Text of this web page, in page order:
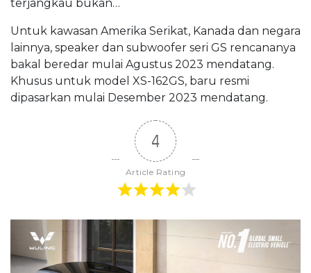
terjangkau bukan…
Untuk kawasan Amerika Serikat, Kanada dan negara
lainnya, speaker dan subwoofer seri GS rencananya
bakal beredar mulai Agustus 2023 mendatang.
Khusus untuk model XS-162GS, baru resmi
dipasarkan mulai Desember 2023 mendatang.
4
Article Rating